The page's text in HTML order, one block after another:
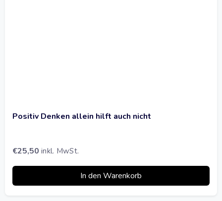
Positiv Denken allein hilft auch nicht
€25,50 inkl. MwSt.
In den Warenkorb